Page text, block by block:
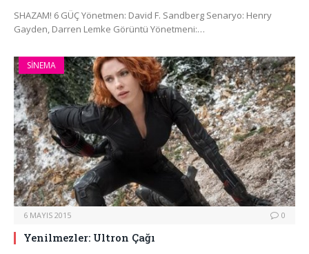
SHAZAM! 6 GÜÇ Yönetmen: David F. Sandberg Senaryo: Henry
Gayden, Darren Lemke Görüntü Yönetmeni:…
SINEMA
6 MAYIS 2015 0
Yenilmezler: Ultron Çağı